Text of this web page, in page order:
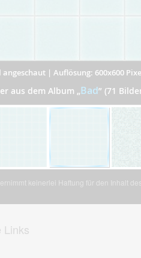
angeschaut| Auflösung: 600x600
aus dem Album „Bad” (71
keinerlei Haftung für den Inhalt
Links